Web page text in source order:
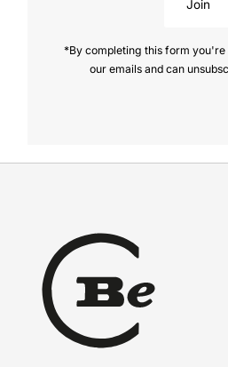
Join
*By completing this form
our emails and can